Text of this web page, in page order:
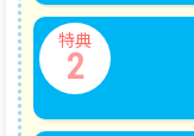
特典
2